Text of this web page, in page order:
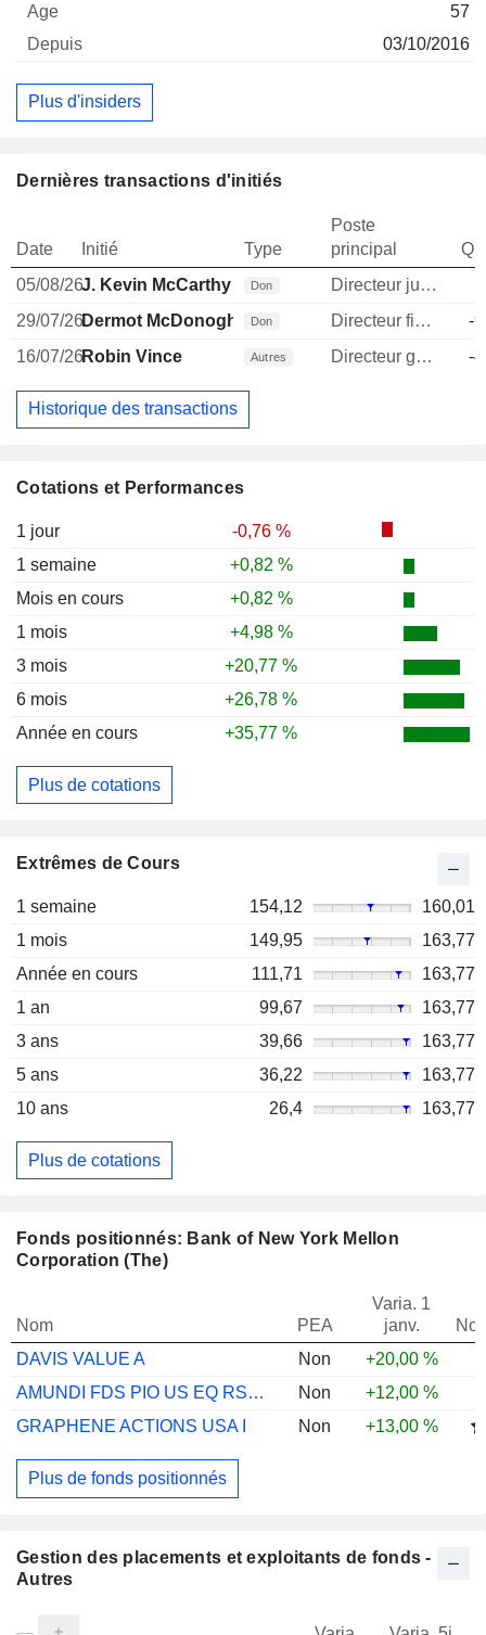
Cotations et Performances
1 jour
-0,76 %
1 semaine
+0,82 %
Mois en cours
+0,82 %
1 mois
+4,98 %
3 mois
+20,77 %
6 mois
+26,78 %
Année en cours
+35,77 %
Plus de cotations
Extrêmes de Cours
1 semaine 154,12
160,01
1 mois
149,95
163,77
Année en cours
111,71
163,77
1 an
99,67
163,77
3 ans
39,66
163,77
5 ans
36,22
163,77
10 ans
26,4 163,77
Plus de cotations
57
03/10/2016
Plus d'insiders
Dernières transactions d'initiés
Date Initié Type
Poste
principal
05/08/26J. Kevin McCarthy Don
Directeur juridique
29/07/26Dermot McDonogh Don Directeur financier
-
16/07/26Robin Vince Autres Directeur general -
Historique des transactions
Fonds positionnés: Bank of New York Mellon
Corporation (The)
Nom PEA
Varia. 1
janv.
DAVIS VALUE A
Non
+20,00 %
AMUNDI FDS PIO US EQ RSRCH E2 EUR C
Non
+12,00 %
GRAPHENE ACTIONS USA I
Non +13,00 %
Plus de fonds positionnés
Gestion des placements et exploitants de fonds -
Autres